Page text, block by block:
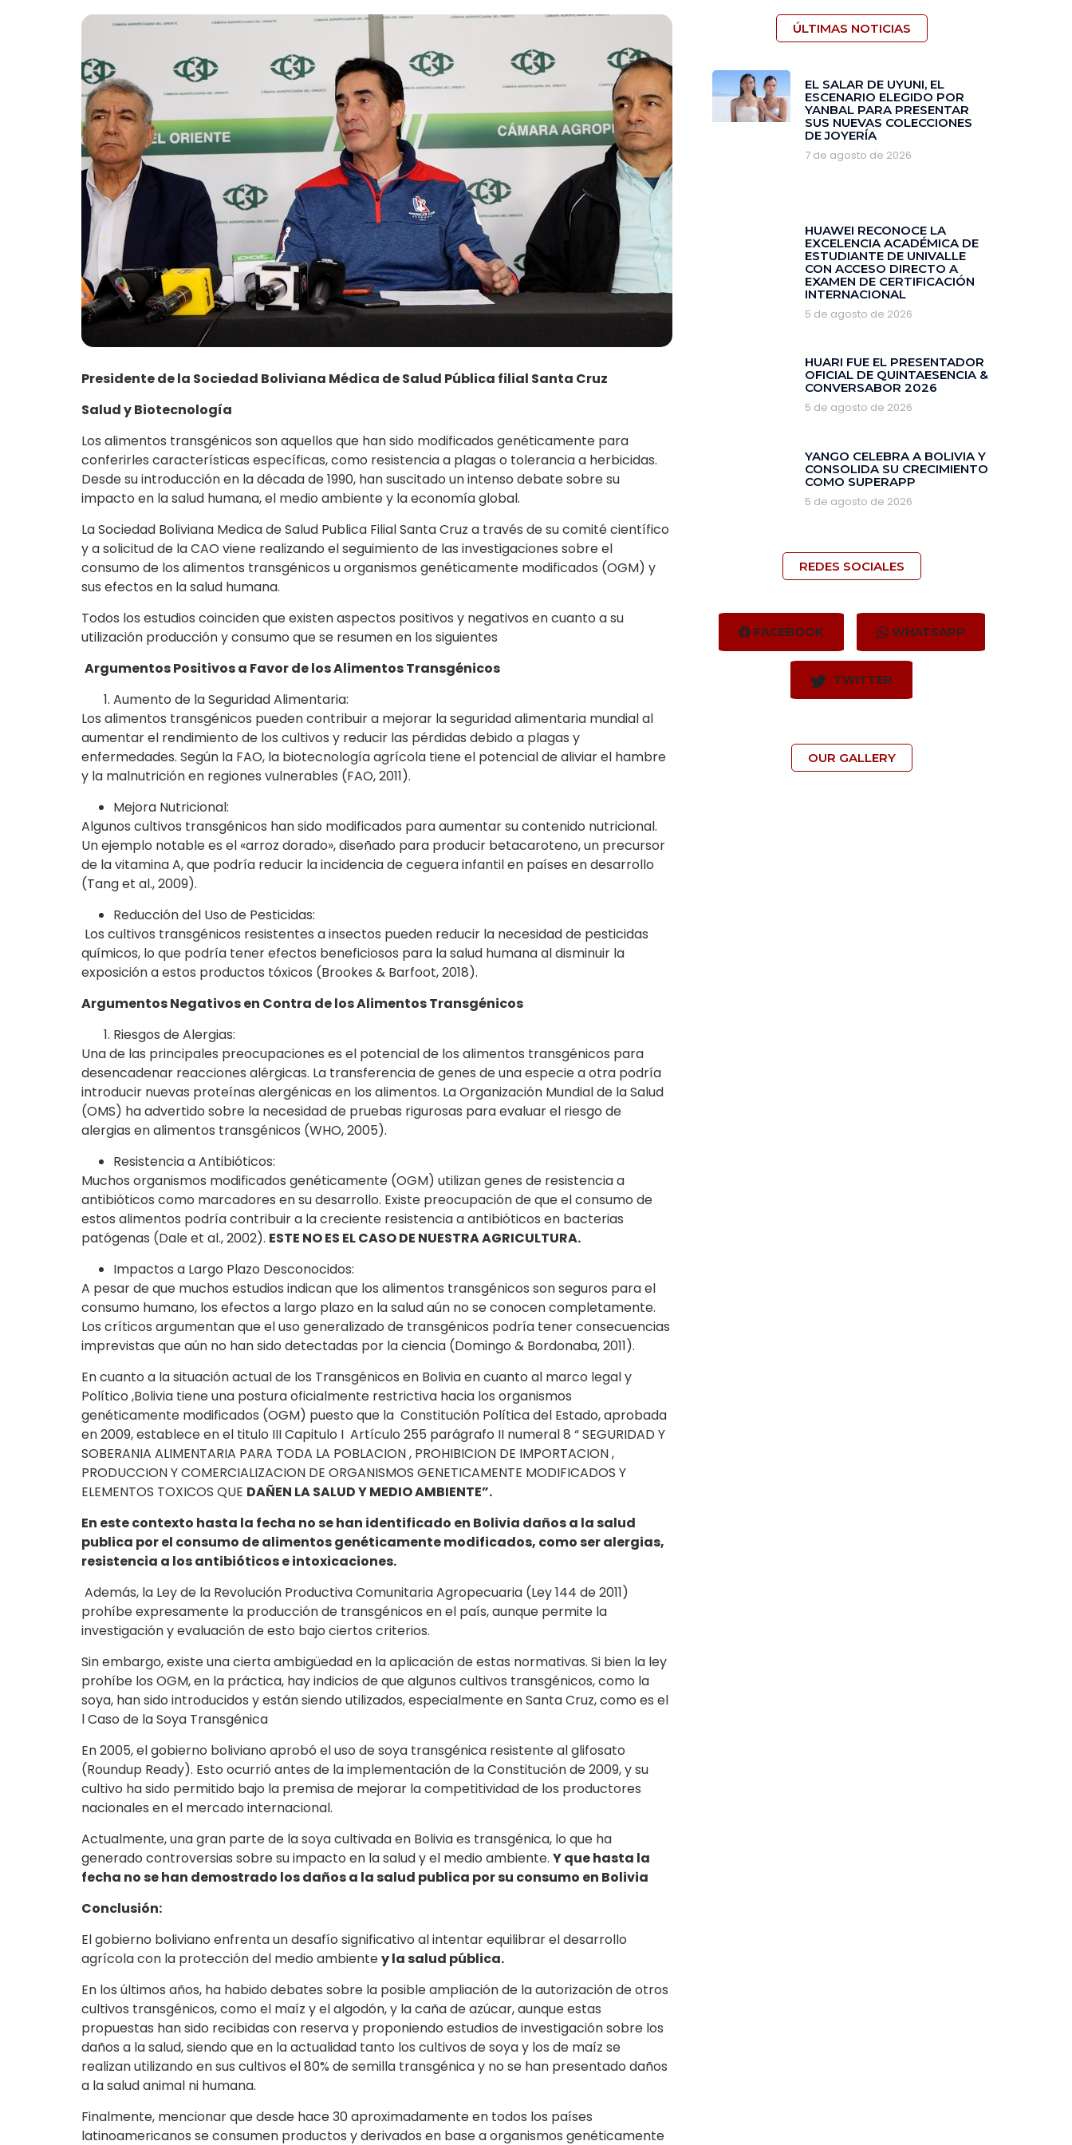
Presidente de la Sociedad Boliviana Médica de Salud Pública filial Santa Cruz
Salud y Biotecnología
Los alimentos transgénicos son aquellos que han sido modificados genéticamente para
conferirles características específicas, como resistencia a plagas o tolerancia a herbicidas.
Desde su introducción en la década de 1990, han suscitado un intenso debate sobre su
impacto en la salud humana, el medio ambiente y la economía global.
La Sociedad Boliviana Medica de Salud Publica Filial Santa Cruz a través de su comité científico
y a solicitud de la CAO viene realizando el seguimiento de las investigaciones sobre el
consumo de los alimentos transgénicos u organismos genéticamente modificados (OGM) y
sus efectos en la salud humana.
Todos los estudios coinciden que existen aspectos positivos y negativos en cuanto a su
utilización producción y consumo que se resumen en los siguientes
Argumentos Positivos a Favor de los Alimentos Transgénicos
Aumento de la Seguridad Alimentaria:
Los alimentos transgénicos pueden contribuir a mejorar la seguridad alimentaria mundial al
aumentar el rendimiento de los cultivos y reducir las pérdidas debido a plagas y
enfermedades. Según la FAO, la biotecnología agrícola tiene el potencial de aliviar el hambre
y la malnutrición en regiones vulnerables (FAO, 2011).
Mejora Nutricional:
Algunos cultivos transgénicos han sido modificados para aumentar su contenido nutricional.
Un ejemplo notable es el «arroz dorado», diseñado para producir betacaroteno, un precursor
de la vitamina A, que podría reducir la incidencia de ceguera infantil en países en desarrollo
(Tang et al., 2009).
Reducción del Uso de Pesticidas:
Los cultivos transgénicos resistentes a insectos pueden reducir la necesidad de pesticidas
químicos, lo que podría tener efectos beneficiosos para la salud humana al disminuir la
exposición a estos productos tóxicos (Brookes & Barfoot, 2018).
Argumentos Negativos en Contra de los Alimentos Transgénicos
Riesgos de Alergias:
Una de las principales preocupaciones es el potencial de los alimentos transgénicos para
desencadenar reacciones alérgicas. La transferencia de genes de una especie a otra podría
introducir nuevas proteínas alergénicas en los alimentos. La Organización Mundial de la Salud
(OMS) ha advertido sobre la necesidad de pruebas rigurosas para evaluar el riesgo de
alergias en alimentos transgénicos (WHO, 2005).
Resistencia a Antibióticos:
Muchos organismos modificados genéticamente (OGM) utilizan genes de resistencia a
antibióticos como marcadores en su desarrollo. Existe preocupación de que el consumo de
estos alimentos podría contribuir a la creciente resistencia a antibióticos en bacterias
patógenas (Dale et al., 2002). ESTE NO ES EL CASO DE NUESTRA AGRICULTURA.
Impactos a Largo Plazo Desconocidos:
A pesar de que muchos estudios indican que los alimentos transgénicos son seguros para el
consumo humano, los efectos a largo plazo en la salud aún no se conocen completamente.
Los críticos argumentan que el uso generalizado de transgénicos podría tener consecuencias
imprevistas que aún no han sido detectadas por la ciencia (Domingo & Bordonaba, 2011).
En cuanto a la situación actual de los Transgénicos en Bolivia en cuanto al marco legal y
Político ,Bolivia tiene una postura oficialmente restrictiva hacia los organismos
genéticamente modificados (OGM) puesto que la Constitución Política del Estado, aprobada
en 2009, establece en el titulo III Capitulo I Artículo 255 parágrafo II numeral 8 “ SEGURIDAD Y
SOBERANIA ALIMENTARIA PARA TODA LA POBLACION , PROHIBICION DE IMPORTACION ,
PRODUCCION Y COMERCIALIZACION DE ORGANISMOS GENETICAMENTE MODIFICADOS Y
ELEMENTOS TOXICOS QUE DAÑEN LA SALUD Y MEDIO AMBIENTE”.
En este contexto hasta la fecha no se han identificado en Bolivia daños a la salud
publica por el consumo de alimentos genéticamente modificados, como ser alergias,
resistencia a los antibióticos e intoxicaciones.
Además, la Ley de la Revolución Productiva Comunitaria Agropecuaria (Ley 144 de 2011)
prohíbe expresamente la producción de transgénicos en el país, aunque permite la
investigación y evaluación de esto bajo ciertos criterios.
Sin embargo, existe una cierta ambigüedad en la aplicación de estas normativas. Si bien la ley
prohíbe los OGM, en la práctica, hay indicios de que algunos cultivos transgénicos, como la
soya, han sido introducidos y están siendo utilizados, especialmente en Santa Cruz, como es el
l Caso de la Soya Transgénica
En 2005, el gobierno boliviano aprobó el uso de soya transgénica resistente al glifosato
(Roundup Ready). Esto ocurrió antes de la implementación de la Constitución de 2009, y su
cultivo ha sido permitido bajo la premisa de mejorar la competitividad de los productores
nacionales en el mercado internacional.
Actualmente, una gran parte de la soya cultivada en Bolivia es transgénica, lo que ha
generado controversias sobre su impacto en la salud y el medio ambiente. Y que hasta la
fecha no se han demostrado los daños a la salud publica por su consumo en Bolivia
Conclusión:
El gobierno boliviano enfrenta un desafío significativo al intentar equilibrar el desarrollo
agrícola con la protección del medio ambientey la salud pública.
En los últimos años, ha habido debates sobre la posible ampliación de la autorización de otros
cultivos transgénicos, como el maíz y el algodón, y la caña de azúcar, aunque estas
propuestas han sido recibidas con reserva y proponiendo estudios de investigación sobre los
daños a la salud, siendo que en la actualidad tanto los cultivos de soya y los de maíz se
realizan utilizando en sus cultivos el 80% de semilla transgénica y no se han presentado daños
a la salud animal ni humana.
Finalmente, mencionar que desde hace 30 aproximadamente en todos los países
latinoamericanos se consumen productos y derivados en base a organismos genéticamente
ÚLTIMAS NOTICIAS
EL SALAR DE UYUNI, EL
ESCENARIO ELEGIDO POR
YANBAL PARA PRESENTAR
SUS NUEVAS COLECCIONES
DE JOYERÍA
7 de agosto de 2026
HUAWEI RECONOCE LA
EXCELENCIA ACADÉMICA DE
ESTUDIANTE DE UNIVALLE
CON ACCESO DIRECTO A
EXAMEN DE CERTIFICACIÓN
INTERNACIONAL
5 de agosto de 2026
HUARI FUE EL PRESENTADOR
OFICIAL DE QUINTAESENCIA &
CONVERSABOR 2026
5 de agosto de 2026
YANGO CELEBRA A BOLIVIA Y
CONSOLIDA SU CRECIMIENTO
COMO SUPERAPP
5 de agosto de 2026
REDES SOCIALES
FACEBOOK WHATSAPP
TWITTER
OUR GALLERY